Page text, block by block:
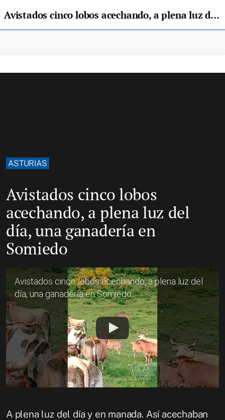
Avistados cinco lobos acechando, a plena luz del día, una ganadería en Somiedo
ASTURIAS
Avistados cinco lobos
acechando, a plena luz del
día, una ganadería en
Somiedo
Avistados cinco lobos acechando, a plena luz del
día, una ganadería en Somiedo
A plena luz del día y en manada. Así acechaban